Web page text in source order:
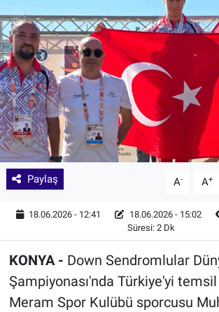
Paylaş A- A+
18.06.2026 - 12:41 18.06.2026 - 15:02
Süresi: 2 Dk
KONYA - Down Sendromlular
Şampiyonası'nda Türkiye'yi temsil
Meram Spor Kulübü sporcusu